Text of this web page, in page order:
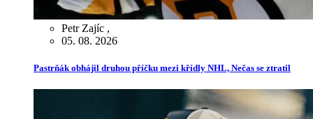
Petr Zajíc ,
05. 08. 2026
Pastrňák obhájil druhou příčku mezi křídly NHL, Nečas se ztratil